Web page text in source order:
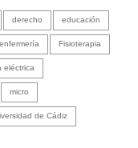
derecho educación
enfermería Fisioterapia
eléctrica
micro
de Cádiz